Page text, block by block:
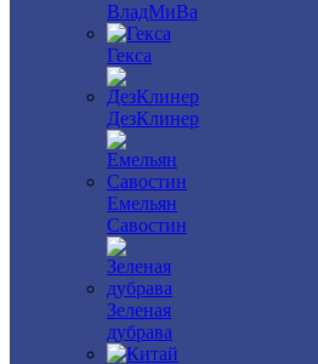
ВладМиВа
Гекса
ДезКлинер
Емельян
Савостин
Зеленая
дубрава